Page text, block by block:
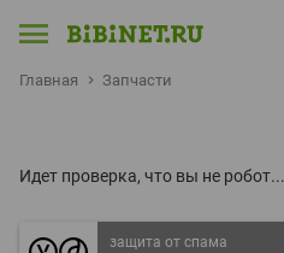
Главная Запчасти
Идет проверка, что вы не робот...
защита от спама